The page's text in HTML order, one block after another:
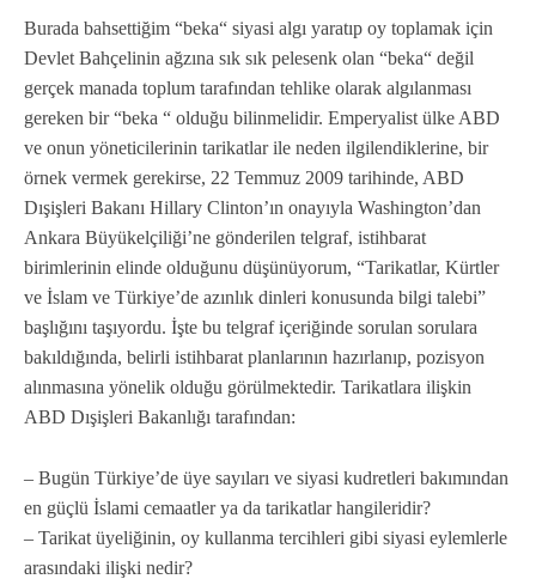
Burada bahsettiğim “beka“ siyasi algı yaratıp oy toplamak için
Devlet Bahçelinin ağzına sık sık pelesenk olan “beka“ değil
gerçek manada toplum tarafından tehlike olarak algılanması
gereken bir “beka “ olduğu bilinmelidir. Emperyalist ülke ABD
ve onun yöneticilerinin tarikatlar ile neden ilgilendiklerine, bir
örnek vermek gerekirse, 22 Temmuz 2009 tarihinde, ABD
Dışişleri Bakanı Hillary Clinton’ın onayıyla Washington’dan
Ankara Büyükelçiliği’ne gönderilen telgraf, istihbarat
birimlerinin elinde olduğunu düşünüyorum, “Tarikatlar, Kürtler
ve İslam ve Türkiye’de azınlık dinleri konusunda bilgi talebi”
başlığını taşıyordu. İşte bu telgraf içeriğinde sorulan sorulara
bakıldığında, belirli istihbarat planlarının hazırlanıp, pozisyon
alınmasına yönelik olduğu görülmektedir. Tarikatlara ilişkin
ABD Dışişleri Bakanlığı tarafından:
– Bugün Türkiye’de üye sayıları ve siyasi kudretleri bakımından
en güçlü İslami cemaatler ya da tarikatlar hangileridir?
– Tarikat üyeliğinin, oy kullanma tercihleri gibi siyasi eylemlerle
arasındaki ilişki nedir?